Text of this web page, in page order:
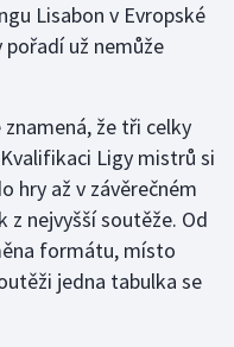
Lisabon v Evropské
pořadí už nemůže
že tři celky
Ligy mistrů si
hry až v závěrečném
z nejvyšší soutěže. Od
formátu, místo
jedna tabulka se